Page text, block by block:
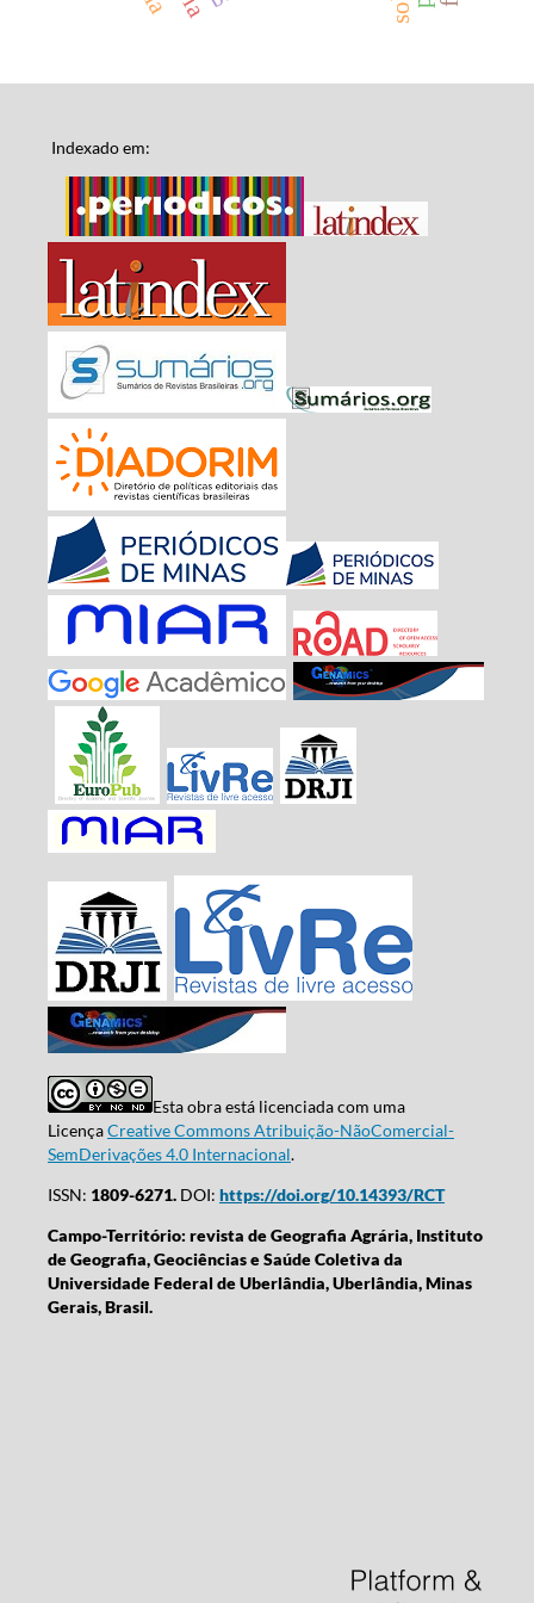
Indexado em:
Esta obra está licenciada com uma
LicençaCreative Commons Atribuição-NãoComercial-
SemDerivações 4.0 Internacional.
ISSN: 1809-6271.DOI: https://doi.org/10.14393/RCT
Campo-Território: revista de Geografia Agrária, Instituto
de Geografia, Geociências e Saúde Coletiva da
Universidade Federal de Uberlândia, Uberlândia, Minas
Gerais, Brasil.